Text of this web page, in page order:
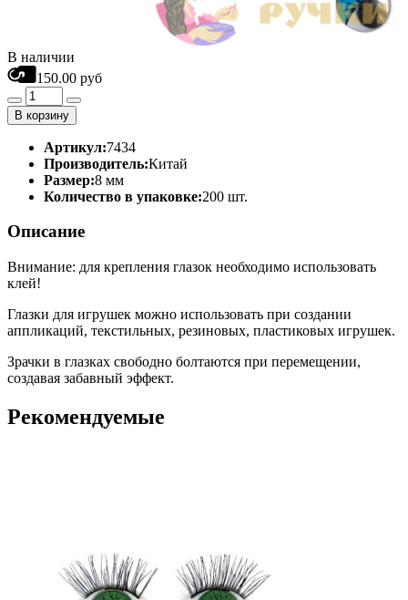
В наличии
150.00 руб
В корзину
Артикул:7434
Производитель:Китай
Размер:8 мм
Количество в упаковке:200 шт.
Описание
Внимание: для крепления глазок необходимо использовать
клей!
Глазки для игрушек можно использовать при создании
аппликаций, текстильных, резиновых, пластиковых игрушек.
Зрачки в глазках свободно болтаются при перемещении,
создавая забавный эффект.
Рекомендуемые